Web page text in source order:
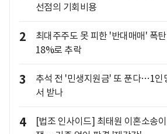
선점의 기회비용
2
최대주주도 못 피한 '반대매매' 폭
18%로 추락
3
추석 전 '민생지원금' 또 푼다…1인
서 받나
4
[법조 인사이드] 최태원 이혼소송